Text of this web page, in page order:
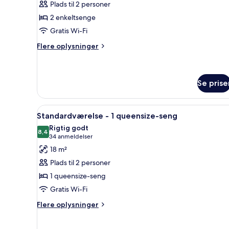
med
2
enkeltsenge
Plads til 2 personer
2 enkeltsenge
Gratis Wi-Fi
Flere oplysninger
Flere
2
enkeltsenge
Se
Indlæs
alle
billeder
af
Standardværelse
-
1
queensize-
seng
Et hotelværelse med seng,
4
Standardværelse - 1 queensize-seng
8,48,4 ud af 10
Rigtig godt
34 anmeldelser
(34
anmeldelser)
18 m²
Plads til 2 personer
1 queensize-seng
Gratis Wi-Fi
Flere oplysninger
Flere